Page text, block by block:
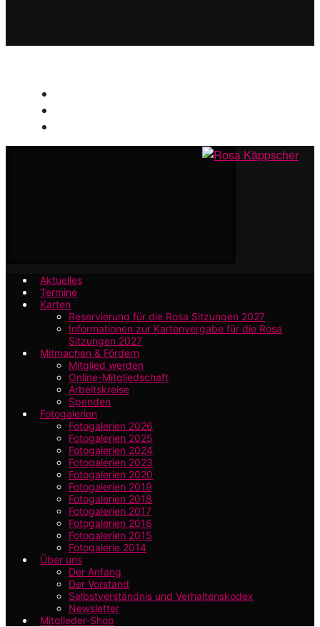
Aktuelles
Termine
Karten
Reservierung für die Rosa Sitzungen 2027
Informationen zur Kartenvergabe für die Rosa
Sitzungen 2027
Mitmachen & Fördern
Mitglied werden
Online-Mitgliedschaft
Arbeitskreise
Spenden
Fotogalerien
Fotogalerien 2026
Fotogalerien 2025
Fotogalerien 2024
Fotogalerien 2023
Fotogalerien 2020
Fotogalerien 2019
Fotogalerien 2018
Fotogalerien 2017
Fotogalerien 2016
Fotogalerien 2015
Fotogalerie 2014
Über uns
Der Anfang
Der Vorstand
Selbstverständnis und Verhaltenskodex
Newsletter
Mitglieder-Shop